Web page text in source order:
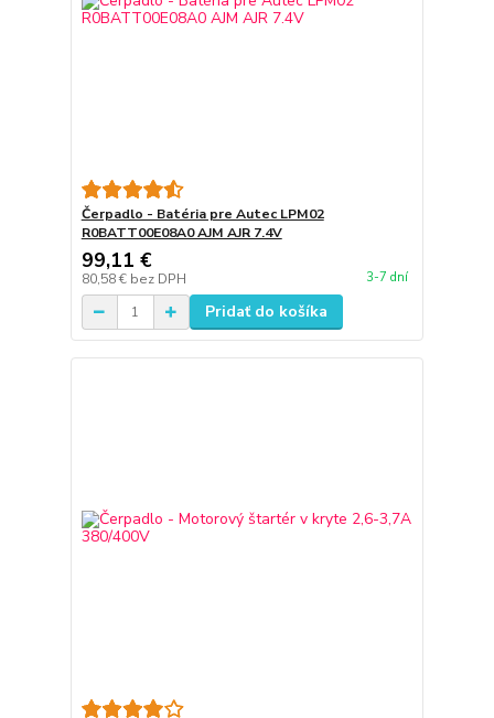
Čerpadlo - Batéria pre Autec LPM02
R0BATT00E08A0 AJM AJR 7.4V
99,11 €
80,58 € bez DPH 3-7 dní
Pridať do košíka